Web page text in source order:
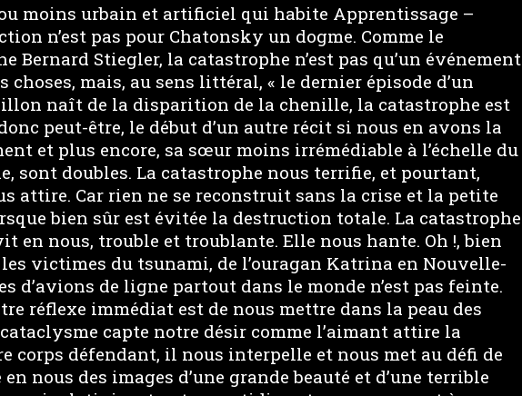
moins urbain et artificiel qui habite Apprentissage –
n’est pas pour Chatonsky un dogme. Comme le
Bernard Stiegler, la catastrophe n’est pas qu’un événement
choses, mais, au sens littéral, « le dernier épisode d’un
naît de la disparition de la chenille, la catastrophe est
peut-être, le début d’un autre récit si nous en avons la
et plus encore, sa sœur moins irrémédiable à l’échelle du
sont doubles. La catastrophe nous terrifie, et pourtant,
attire. Car rien ne se reconstruit sans la crise et la petite
bien sûr est évitée la destruction totale. La catastrophe
en nous, trouble et troublante. Elle nous hante. Oh !, bien
victimes du tsunami, de l’ouragan Katrina en Nouvelle-
d’avions de ligne partout dans le monde n’est pas feinte.
réflexe immédiat est de nous mettre dans la peau des
capte notre désir comme l’aimant attire la
corps défendant, il nous interpelle et nous met au défi de
nous des images d’une grande beauté et d’une terrible